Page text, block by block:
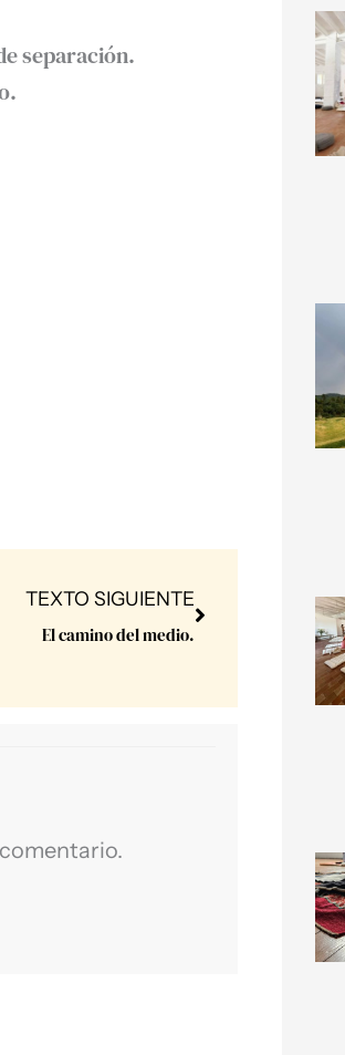
separación.⁣
TEXTO SIGUIENTE
El camino del medio.⁣